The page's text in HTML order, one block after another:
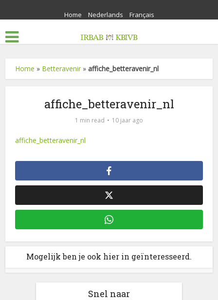
Home Nederlands Français
Home » Betteravenir »affiche_betteravenir_nl
affiche_betteravenir_nl
1 min read 10 jaar ago
affiche_betteravenir_nl
Mogelijk ben je ook hier in geïnteresseerd.
Snel naar